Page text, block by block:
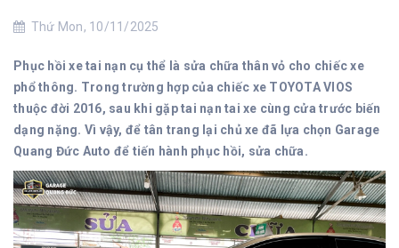
Thứ Mon, 10/11/2025
Phục hồi xe tai nạn cụ thể là sửa chữa thân vỏ cho chiếc xe
phổ thông. Trong trường hợp của chiếc xe TOYOTA VIOS
thuộc đời 2016, sau khi gặp tai nạn tai xe cùng cửa trước biến
dạng nặng. Vì vậy, để tân trang lại chủ xe đã lựa chọn Garage
Quang Đức Auto để tiến hành phục hồi, sửa chữa.